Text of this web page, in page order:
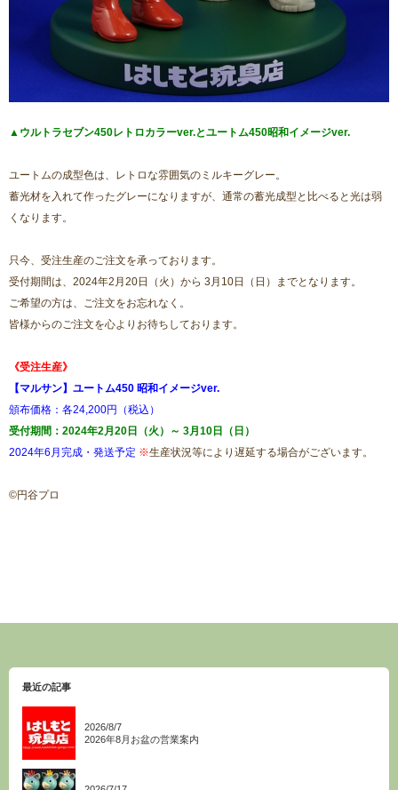
▲ウルトラセブン450レトロカラーver.とユートム450昭和イメージver.
ユートムの成型色は、レトロな雰囲気のミルキーグレー。
蓄光材を入れて作ったグレーになりますが、通常の蓄光成型と比べると光は弱
くなります。
只今、受注生産のご注文を承っております。
受付期間は、2024年2月20日（火）から 3月10日（日）までとなります。
ご希望の方は、ご注文をお忘れなく。
皆様からのご注文を心よりお待ちしております。
《受注生産》
【マルサン】ユートム450 昭和イメージver.
頒布価格：各24,200円（税込）
受付期間：2024年2月20日（火）～ 3月10日（日）
2024年6月完成・発送予定 ※生産状況等により遅延する場合がございます。
©円谷プロ
最近の記事
2026/8/7
2026年8月お盆の営業案内